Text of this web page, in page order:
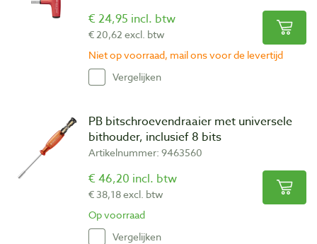
€ 24,95 incl. btw
€ 20,62 excl. btw
Niet op voorraad, mail ons voor de levertijd
Vergelijken
PB bitschroevendraaier met universele
bithouder, inclusief 8 bits
Artikelnummer: 9463560
€ 46,20 incl. btw
€ 38,18 excl. btw
Op voorraad
Vergelijken